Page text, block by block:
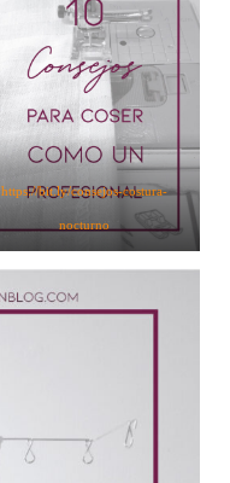
https://bit.ly/consejos-costura-
nocturno